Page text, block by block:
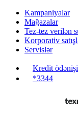
Kampaniyalar
Mağazalar
Tez-tez verilən
Korporativ
Servislər
Kredit ödənişi
*3344